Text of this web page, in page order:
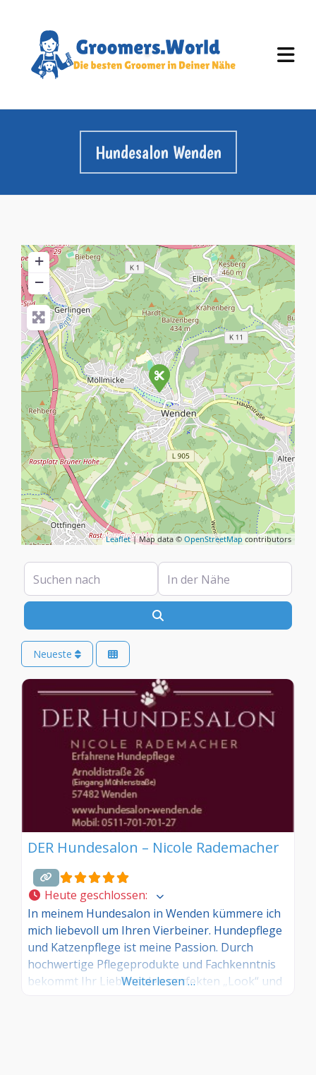
Hundesalon Wenden
+
−
Leaflet| Map data © OpenStreetMap contributors
Suchen nach In der Nähe
Neueste
DER Hundesalon – Nicole Rademacher
Heute geschlossen:
In meinem Hundesalon in Wenden kümmere ich
mich liebevoll um Ihren Vierbeiner. Hundepflege
und Katzenpflege ist meine Passion. Durch
hochwertige Pflegeprodukte und Fachkenntnis
bekommt Ihr Liebling den perfekten „Look“ und
Weiterlesen …